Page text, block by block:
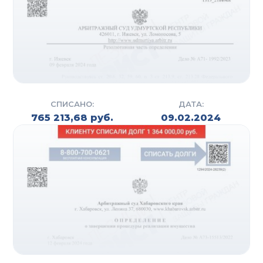
СУДЕБНОЕ И
ВНЕСУДЕБНОЕ
СПИСАНО:
765 213,68 руб.
ДАТА:
09.02.2024